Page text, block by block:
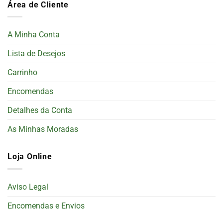
Área de Cliente
A Minha Conta
Lista de Desejos
Carrinho
Encomendas
Detalhes da Conta
As Minhas Moradas
Loja Online
Aviso Legal
Encomendas e Envios